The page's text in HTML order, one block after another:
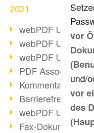
2021
webPDF Update
webPDF Update
webPDF Update
PDF Association
Kommentare im
Barrierefreie
webPDF Update
Fax-Dokumente
vor
und/
vor
des